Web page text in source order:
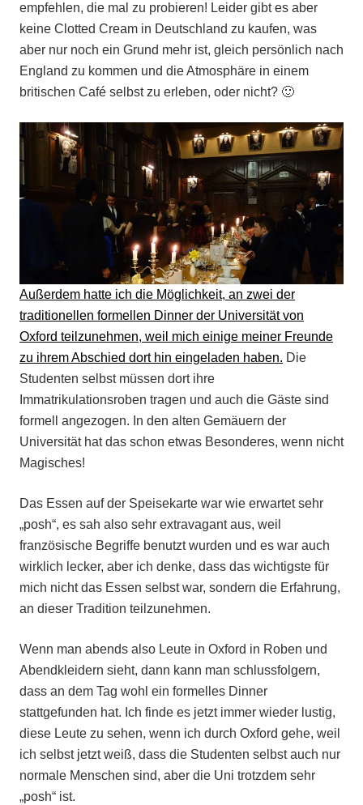
empfehlen, die mal zu probieren! Leider gibt es aber
keine Clotted Cream in Deutschland zu kaufen, was
aber nur noch ein Grund mehr ist, gleich persönlich nach
England zu kommen und die Atmosphäre in einem
britischen Café selbst zu erleben, oder nicht? 🙂
Außerdem hatte ich die Möglichkeit, an zwei der
traditionellen formellen Dinner der Universität von
Oxford teilzunehmen, weil mich einige meiner Freunde
zu ihrem Abschied dort hin eingeladen haben. Die
Studenten selbst müssen dort ihre
Immatrikulationsroben tragen und auch die Gäste sind
formell angezogen. In den alten Gemäuern der
Universität hat das schon etwas Besonderes, wenn nicht
Magisches!
Das Essen auf der Speisekarte war wie erwartet sehr
„posh“, es sah also sehr extravagant aus, weil
französische Begriffe benutzt wurden und es war auch
wirklich lecker, aber ich denke, dass das wichtigste für
mich nicht das Essen selbst war, sondern die Erfahrung,
an dieser Tradition teilzunehmen.
Wenn man abends also Leute in Oxford in Roben und
Abendkleidern sieht, dann kann man schlussfolgern,
dass an dem Tag wohl ein formelles Dinner
stattgefunden hat. Ich finde es jetzt immer wieder lustig,
diese Leute zu sehen, wenn ich durch Oxford gehe, weil
ich selbst jetzt weiß, dass die Studenten selbst auch nur
normale Menschen sind, aber die Uni trotzdem sehr
„posh“ ist.